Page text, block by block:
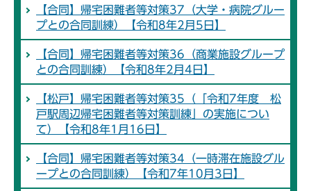
【合同】帰宅困難者等対策37（大学・病院グルー
プとの合同訓練）【令和8年2月5日】
【合同】帰宅困難者等対策36（商業施設グループ
との合同訓練）【令和8年2月4日】
【松戸】帰宅困難者等対策35（「令和7年度 松
戸駅周辺帰宅困難者等対策訓練」の実施につい
て）【令和8年1月16日】
【合同】帰宅困難者等対策34（一時滞在施設グル
ープとの合同訓練）【令和7年10月3日】